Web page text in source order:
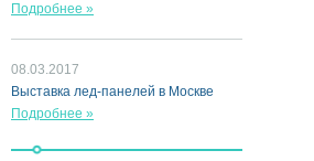
Подробнее »
08.03.2017
Выставка лед-панелей в Москве
Подробнее »